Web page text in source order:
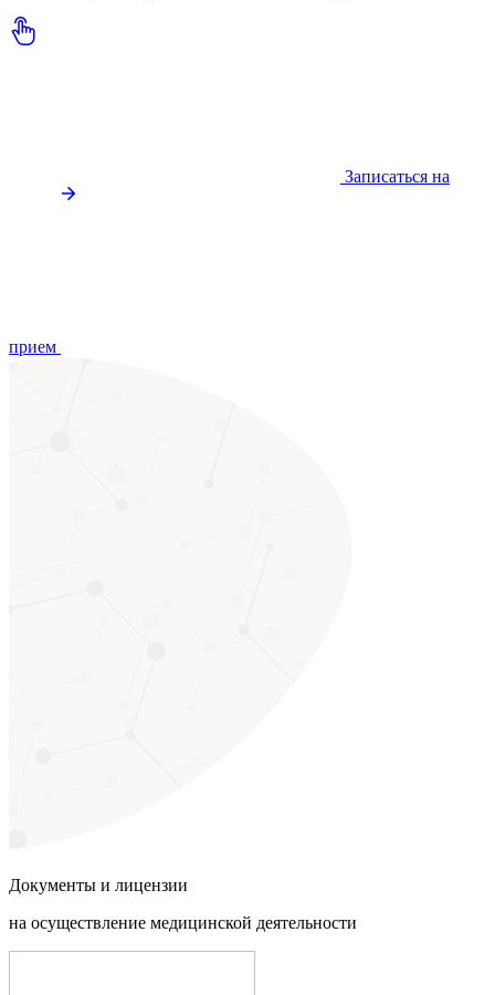
Записаться на
прием
Документы и лицензии
на осуществление медицинской деятельности